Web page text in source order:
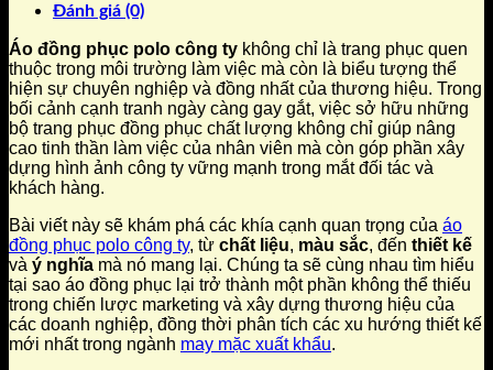
Đánh giá (0)
Áo đồng phục polo công ty không chỉ là trang phục quen
thuộc trong môi trường làm việc mà còn là biểu tượng thể
hiện sự chuyên nghiệp và đồng nhất của thương hiệu. Trong
bối cảnh cạnh tranh ngày càng gay gắt, việc sở hữu những
bộ trang phục đồng phục chất lượng không chỉ giúp nâng
cao tinh thần làm việc của nhân viên mà còn góp phần xây
dựng hình ảnh công ty vững mạnh trong mắt đối tác và
khách hàng.
Bài viết này sẽ khám phá các khía cạnh quan trọng của áo
đồng phục polo công ty, từ chất liệu, màu sắc, đến thiết kế
và ý nghĩa mà nó mang lại. Chúng ta sẽ cùng nhau tìm hiểu
tại sao áo đồng phục lại trở thành một phần không thể thiếu
trong chiến lược marketing và xây dựng thương hiệu của
các doanh nghiệp, đồng thời phân tích các xu hướng thiết kế
mới nhất trong ngành may mặc xuất khẩu.